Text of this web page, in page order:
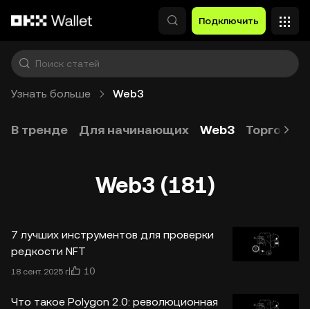
Подключить
Узнать больше Web3
В тренде Для начинающих Web3 Торговля
Web3 (181)
7 лучших инструментов для проверки
редкости NFT
18 сент. 2025 г. 10
Что такое Polygon 2.0: революционная